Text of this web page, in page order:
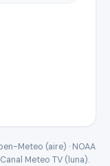
Meteo (aire) · NOAA
Meteo TV (luna).